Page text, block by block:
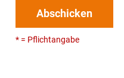
Abschicken
* = Pflichtangabe